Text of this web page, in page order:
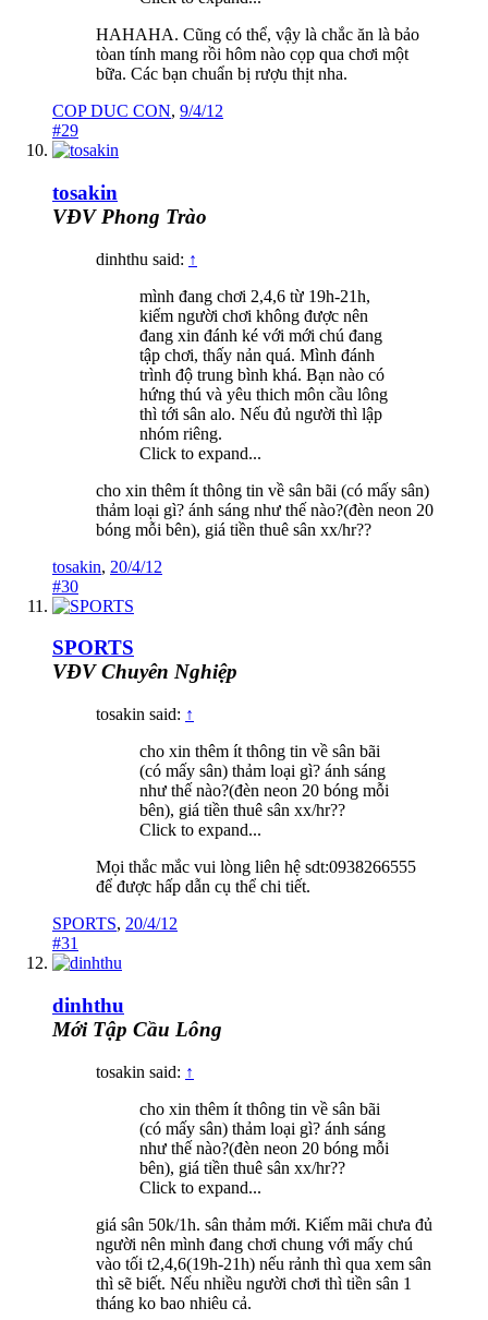
HAHAHA. Cũng có thể, vậy là chắc ăn là bảo
tòan tính mang rồi hôm nào cọp qua chơi một
bữa. Các bạn chuẩn bị rượu thịt nha.
COP DUC CON, 9/4/12
#29
tosakin
VĐV Phong Trào
dinhthu said: ↑
mình đang chơi 2,4,6 từ 19h-21h,
kiếm người chơi không được nên
đang xin đánh ké với mới chú đang
tập chơi, thấy nản quá. Mình đánh
trình độ trung bình khá. Bạn nào có
hứng thú và yêu thich môn cầu lông
thì tới sân alo. Nếu đủ người thì lập
nhóm riêng.
Click to expand...
cho xin thêm ít thông tin về sân bãi (có mấy sân)
thảm loại gì? ánh sáng như thế nào?(đèn neon 20
bóng mỗi bên), giá tiền thuê sân xx/hr??
tosakin, 20/4/12
#30
SPORTS
VĐV Chuyên Nghiệp
tosakin said: ↑
cho xin thêm ít thông tin về sân bãi
(có mấy sân) thảm loại gì? ánh sáng
như thế nào?(đèn neon 20 bóng mỗi
bên), giá tiền thuê sân xx/hr??
Click to expand...
Mọi thắc mắc vui lòng liên hệ sdt:0938266555
để được hấp dẫn cụ thể chi tiết.
SPORTS, 20/4/12
#31
dinhthu
Mới Tập Cầu Lông
tosakin said: ↑
cho xin thêm ít thông tin về sân bãi
(có mấy sân) thảm loại gì? ánh sáng
như thế nào?(đèn neon 20 bóng mỗi
bên), giá tiền thuê sân xx/hr??
Click to expand...
giá sân 50k/1h. sân thảm mới. Kiếm mãi chưa đủ
người nên mình đang chơi chung với mấy chú
vào tối t2,4,6(19h-21h) nếu rảnh thì qua xem sân
thì sẽ biết. Nếu nhiều người chơi thì tiền sân 1
tháng ko bao nhiêu cả.